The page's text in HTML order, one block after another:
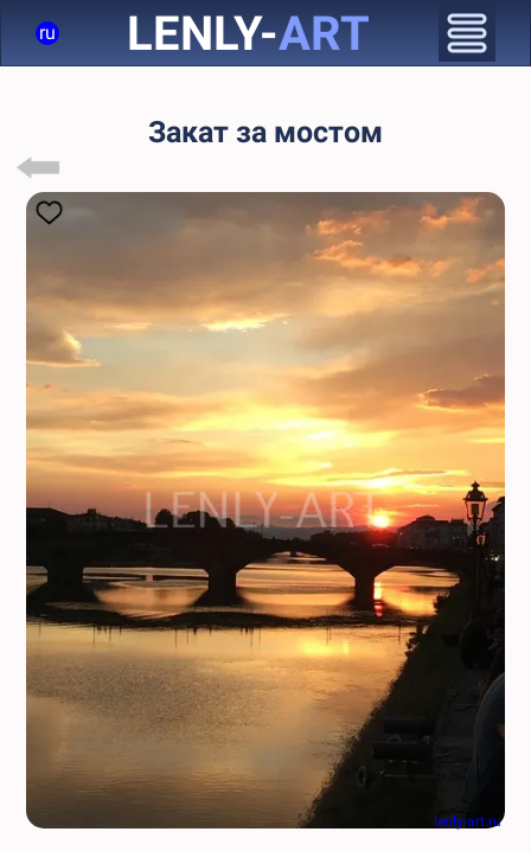
ru LENLY-ART
Закат за мостом
lenly-art.ru